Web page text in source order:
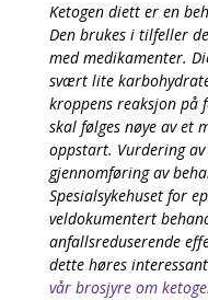
Ketogen diett er en
Den brukes i tilfeller
med medikamenter.
svært lite
kroppens reaksjon på
skal følges nøye av et
oppstart. Vurdering
gjennomføring av
Spesialsykehuset for
veldokumentert
anfallsreduserende
dette høres
vår brosjyre om